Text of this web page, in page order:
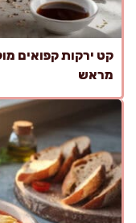
מראש